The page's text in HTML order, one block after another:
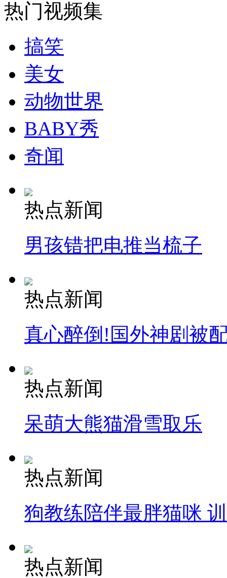
热门视频集
搞笑
美女
动物世界
BABY秀
奇闻
热点新闻
男孩错把电推当梳子
热点新闻
真心醉倒!国外神剧被
热点新闻
呆萌大熊猫滑雪取乐
热点新闻
狗教练陪伴最胖猫咪
热点新闻